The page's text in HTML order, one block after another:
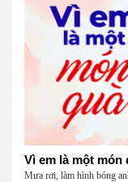
Vì em là một món
Mưa rơi, làm hình bóng